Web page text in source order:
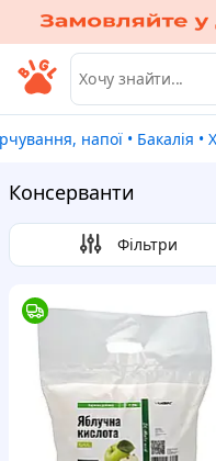
напої • Бакалія •
Консерванти
Фільтри